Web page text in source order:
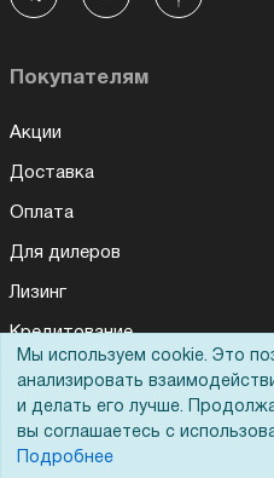
Покупателям
Акции
Доставка
Оплата
Для дилеров
Лизинг
Кредитование
Госучреждениям
Тендеры
Бренды
Мы используем cookie. Это
анализировать
и делать его лучше.
вы соглашаетесь с
Подробнее